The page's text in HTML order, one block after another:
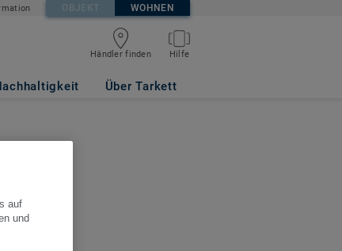
OBJEKT WOHNEN
Händler finden Hilfe
Über Tarkett
den
auf
und